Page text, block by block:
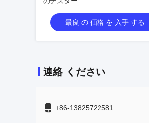
最良 の 価格 を 入手 する
連絡 ください
+86-13825722581